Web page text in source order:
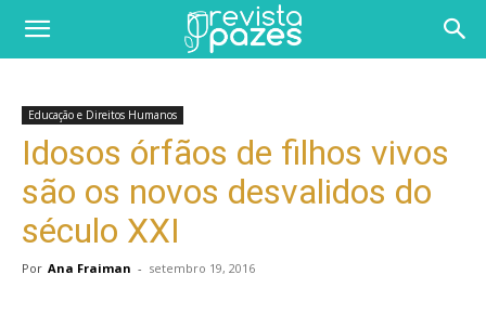
Educação e Direitos Humanos
Idosos órfãos de filhos vivos
são os novos desvalidos do
século XXI
Por Ana Fraiman - setembro 19, 2016